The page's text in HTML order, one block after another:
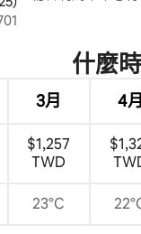
什麼
3月 4月
$1,257
TWD
23°C